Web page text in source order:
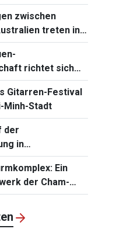
für Ho-Chi-
zwischen
treten in
ein
richtet sich
Gitarren-Festival
Minh-Stadt
der
in
vorgestellt
Ein
der Cham-
Provinz Lam